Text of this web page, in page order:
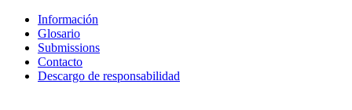
Información
Glosario
Submissions
Contacto
Descargo de responsabilidad